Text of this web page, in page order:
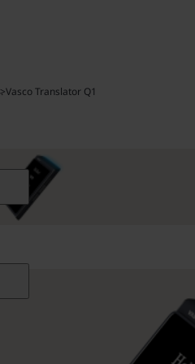
>Vasco Translator Q1